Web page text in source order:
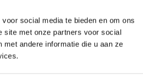
social media te bieden en om ons
site met onze partners voor social
andere informatie die u aan ze